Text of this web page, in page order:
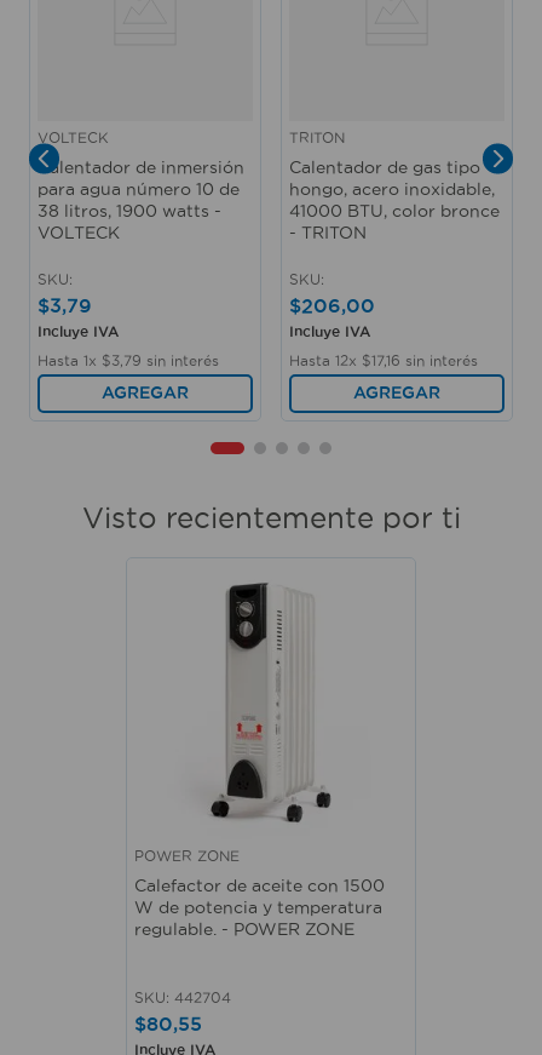
VOLTECK
Calentador de inmersión
para agua número 10 de
38 litros, 1900 watts -
VOLTECK
SKU:
$3,79
Incluye IVA
Hasta 1x $3 79 sin interés
AGREGAR
TRITON
Calentador de gas tipo
hongo, acero inoxidable,
41000 BTU, color bronce
- TRITON
SKU:
$206,00
Incluye IVA
Hasta 12x $17,16 sin interés
AGREGAR
Visto recientemente por ti
POWER ZONE
Calefactor de aceite con 1500
W de potencia y temperatura
regulable. - POWER ZONE
SKU: 442704
$80,55
Incluye IVA